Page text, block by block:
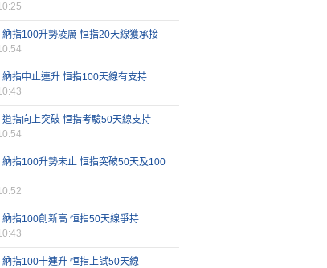
納指100升勢凌厲 恒指20天線獲承接
納指中止連升 恒指100天線有支持
道指向上突破 恒指考驗50天線支持
納指100升勢未止 恒指突破50天及100
納指100創新高 恒指50天線爭持
納指100十連升 恒指上試50天線